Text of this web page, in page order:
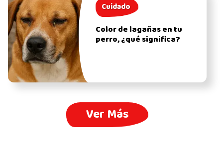
Cuidado
Color de lagañas en tu
perro, ¿qué significa?
Ver Más